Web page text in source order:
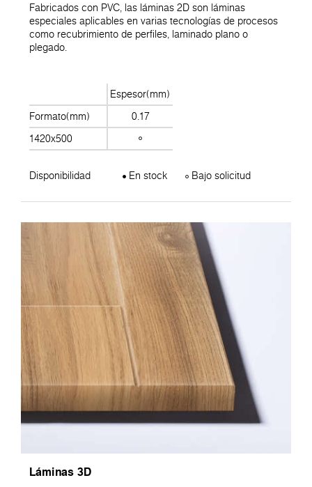
Fabricados con PVC, las láminas 2D son láminas
especiales aplicables en varias tecnologías de procesos
como recubrimiento de perfiles, laminado plano o
plegado.
Espesor(mm)
Formato(mm)
0.17
1420x500
Disponibilidad En stock Bajo solicitud
Láminas 3D